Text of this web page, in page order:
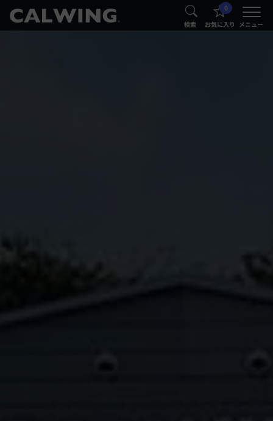
® 検索
0
お気に入り メニュー
®